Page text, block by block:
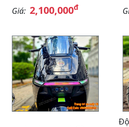
Giá: 2,100,000đ